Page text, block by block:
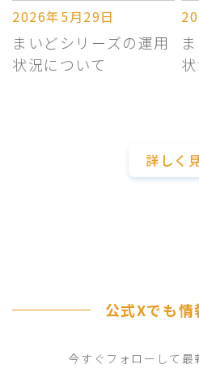
2026年5月29日
まいどシリーズの運用
状況について
詳しく
公式Xでも情
今すぐフォローして